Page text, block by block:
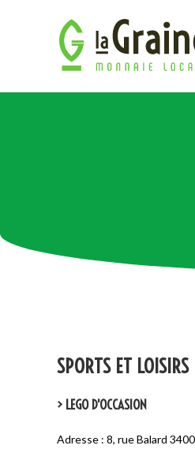
SPORTS ET LOISIRS
> LEGO D'OCCASION
Adresse : 8, rue Balard